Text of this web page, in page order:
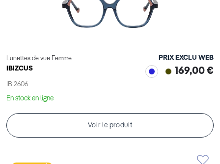
Lunettes de vue Femme
IBIZCUS
IBI2606
PRIX EXCLU WEB
169,00 €
En stock en ligne
Voir le produit